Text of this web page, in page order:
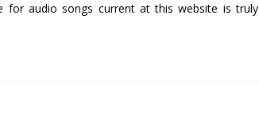
for audio songs current at this website is truly